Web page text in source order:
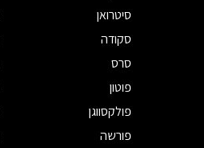
סיטרואן
סקודה
סרס
פוטון
פולקסווגן
פורשה